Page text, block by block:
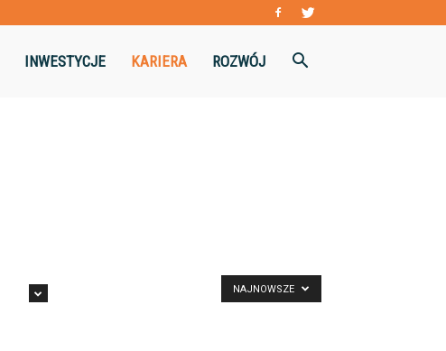
INWESTYCJE KARIERA ROZWÓJ
NAJNOWSZE